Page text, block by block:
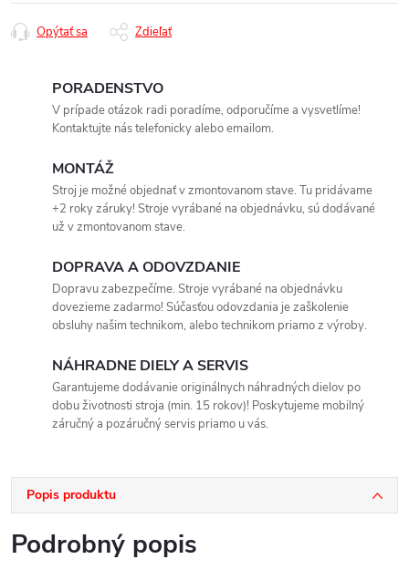
Opýtať sa Zdieľať
PORADENSTVO
V prípade otázok radi poradíme, odporučíme a vysvetlíme!
Kontaktujte nás telefonicky alebo emailom.
MONTÁŽ
Stroj je možné objednať v zmontovanom stave. Tu pridávame
+2 roky záruky! Stroje vyrábané na objednávku, sú dodávané
už v zmontovanom stave.
DOPRAVA A ODOVZDANIE
Dopravu zabezpečíme. Stroje vyrábané na objednávku
dovezieme zadarmo! Súčasťou odovzdania je zaškolenie
obsluhy našim technikom, alebo technikom priamo z výroby.
NÁHRADNE DIELY A SERVIS
Garantujeme dodávanie originálnych náhradných dielov po
dobu životnosti stroja (min. 15 rokov)! Poskytujeme mobilný
záručný a pozáručný servis priamo u vás.
Popis produktu
Podrobný popis